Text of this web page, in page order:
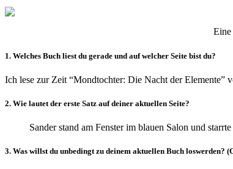
Eine
1. Welches Buch liest du gerade und auf welcher Seite bist du?
Ich lese zur Zeit “Mondtochter: Die Nacht der
2. Wie lautet der erste Satz auf deiner aktuellen Seite?
Sander stand am Fenster im blauen Salon und
3. Was willst du unbedingt zu deinem aktuellen Buch loswerden?